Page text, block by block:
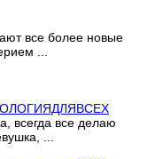
все более новые
...
всегда все делаю
...